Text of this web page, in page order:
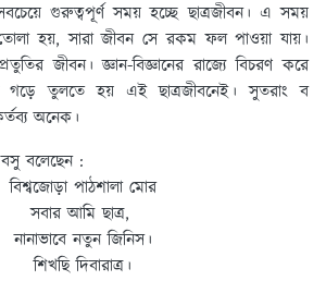
গুরুত্বপূর্ণ সময় হচ্ছে ছাত্রজীবন। এ সময়
হয়, সারা জীবন সে রকম ফল পাওয়া যায়।
জীবন। জ্ঞান-বিজ্ঞানের রাজ্যে বিচরণ করে
গড়ে তুলতে হয় এই ছাত্রজীবনেই। সুতরাং ব
অনেক।
বলেছেন :
বিশ্বজোড়া পাঠশালা মাের
সবার আমি ছাত্র,
নানাভাবে নতুন জিনিস।
শিখছি দিবারাত্র।